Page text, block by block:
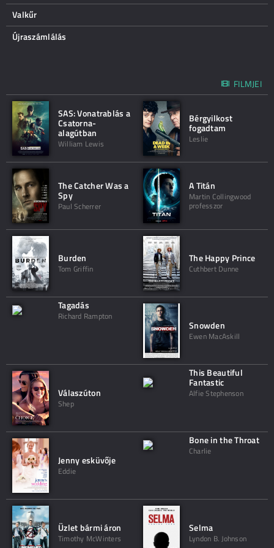
Valkűr
Újraszámlálás
FILMJEI
SAS: Vonatrablás a
Csatorna-
alagútban
William Lewis
Bérgyilkost
fogadtam
Leslie
The Catcher Was a
Spy
Paul Scherrer
A Titán
Martin Collingwood
professzor
Burden
Tom Griffin
The Happy Prince
Cuthbert Dunne
Tagadás
Richard Rampton
Snowden
Ewen MacAskill
Válaszúton
Shep
This Beautiful
Fantastic
Alfie Stephenson
Jenny esküvője
Eddie
Bone in the Throat
Charlie
Üzlet bármi áron
Timothy McWinters
Selma
Lyndon B. Johnson